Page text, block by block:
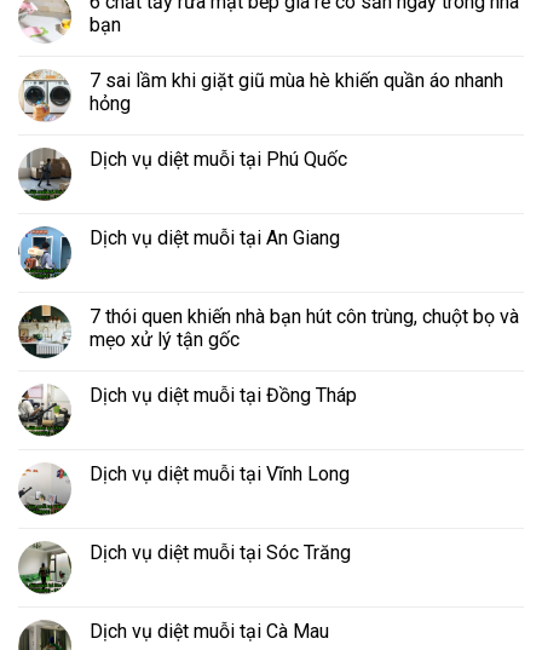
bạn
7 sai lầm khi giặt giũ mùa hè khiến quần áo nhanh
hỏng
Dịch vụ diệt muỗi tại Phú Quốc
Dịch vụ diệt muỗi tại An Giang
7 thói quen khiến nhà bạn hút côn trùng, chuột bọ và
mẹo xử lý tận gốc
Dịch vụ diệt muỗi tại Đồng Tháp
Dịch vụ diệt muỗi tại Vĩnh Long
Dịch vụ diệt muỗi tại Sóc Trăng
Dịch vụ diệt muỗi tại Cà Mau